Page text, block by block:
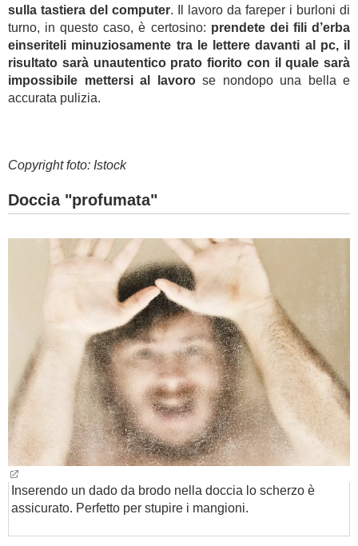
sulla tastiera del computer. Il lavoro da fareper i burloni di
turno, in questo caso, è certosino: prendete dei fili d’erba
einseriteli minuziosamente tra le lettere davanti al pc, il
risultato sarà unautentico prato fiorito con il quale sarà
impossibile mettersi al lavorose nondopo una bella e
accurata pulizia.
Copyright foto: Istock
Doccia "profumata"
Inserendo un dado da brodo nella doccia lo scherzo è
assicurato. Perfetto per stupire i mangioni.